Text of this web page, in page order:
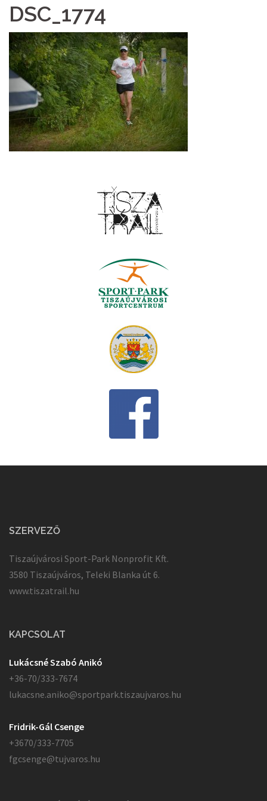
DSC_1774
SZERVEZŐ
Tiszaújvárosi Sport-Park Nonprofit Kft.
3580 Tiszaújváros, Teleki Blanka út 6.
www.tiszatrail.hu
KAPCSOLAT
Lukácsné Szabó Anikó
+36-70/333-7674
lukacsne.aniko@sportpark.tiszaujvaros.hu
Fridrik-Gál Csenge
+3670/333-7705
fgcsenge@tujvaros.hu